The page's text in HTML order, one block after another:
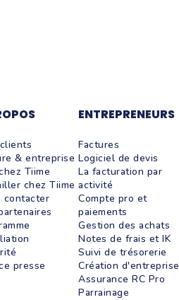
& entreprise
Tiime
chez Tiime
contacter
presse
ENTREPRENEURS
Factures
Logiciel de devis
La facturation par
activité
Compte pro et
paiements
Gestion des achats
Notes de frais et IK
Suivi de trésorerie
Création d'entreprise
Assurance RC Pro
Parrainage